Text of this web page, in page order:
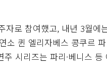
자로 참여했고, 내년 3월에
소 퀸 엘리자베스 콩쿠르
시리즈는 파리·베니스 등